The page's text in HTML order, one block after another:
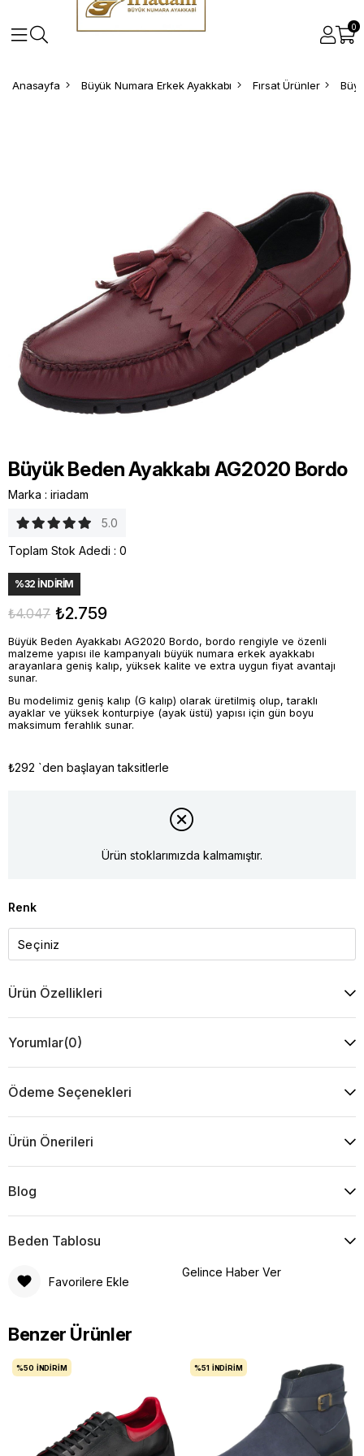
0
Anasayfa Büyük Numara Erkek Ayakkabı Fırsat Ürünler
Büyük Beden Ayakkabı AG2020 Bordo
Marka : iriadam
5.0
Toplam Stok Adedi : 0
%32 İNDIRIM
₺4.047 ₺2.759
Büyük Beden Ayakkabı AG2020 Bordo, bordo rengiyle ve özenli
malzeme yapısı ile kampanyalı büyük numara erkek ayakkabı
arayanlara geniş kalıp, yüksek kalite ve extra uygun fiyat avantajı
sunar.
Bu modelimiz geniş kalıp (G kalıp) olarak üretilmiş olup, taraklı
ayaklar ve yüksek konturpiye (ayak üstü) yapısı için gün boyu
maksimum ferahlık sunar.
₺292 `den başlayan taksitlerle
Ürün stoklarımızda kalmamıştır.
Renk
Ürün Özellikleri
Yorumlar(0)
Ödeme Seçenekleri
Ürün Önerileri
Blog
Beden Tablosu
Favorilere Ekle
Gelince Haber Ver
Benzer Ürünler
%50 İNDIRIM %51 İNDIRIM